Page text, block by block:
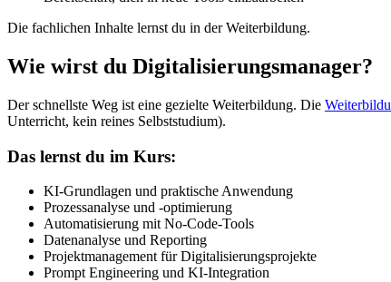
Die fachlichen Inhalte lernst du in der Weiterbildung.
Wie wirst du Digitalisierungsmanager?
Der schnellste Weg ist eine gezielte Weiterbildung. Die
Unterricht, kein reines Selbststudium).
Das lernst du im Kurs:
KI-Grundlagen und praktische Anwendung
Prozessanalyse und -optimierung
Automatisierung mit No-Code-Tools
Datenanalyse und Reporting
Projektmanagement für Digitalisierungsprojekte
Prompt Engineering und KI-Integration